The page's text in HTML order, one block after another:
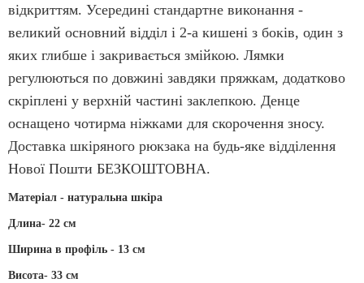
відкриттям. Усередині стандартне виконання -
великий основний відділ і 2-а кишені з боків, один з
яких глибше і закривається змійкою. Лямки
регулюються по довжині завдяки пряжкам, додатково
скріплені у верхній частині заклепкою. Денце
оснащено чотирма ніжками для скорочення зносу.
Доставка шкіряного рюкзака на будь-яке відділення
Нової Пошти БЕЗКОШТОВНА.
Матеріал - натуральна шкіра
Длина- 22 см
Ширина в профіль - 13 см
Висота- 33 см